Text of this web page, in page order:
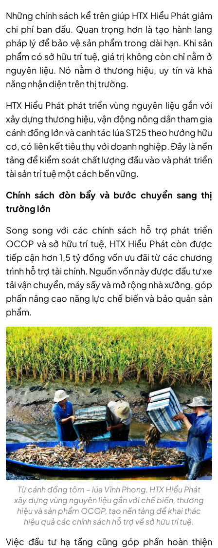
Những chính sách kể trên giúp HTX Hiểu Phát giảm
chi phí ban đầu. Quan trọng hơn là tạo hành lang
pháp lý để bảo vệ sản phẩm trong dài hạn. Khi sản
phẩm có sở hữu trí tuệ, giá trị không còn chỉ nằm ở
nguyên liệu. Nó nằm ở thương hiệu, uy tín và khả
năng nhận diện trên thị trường.
HTX Hiểu Phát phát triển vùng nguyên liệu gắn với
xây dựng thương hiệu, vận động nông dân tham gia
cánh đồng lớn và canh tác lúa ST25 theo hướng hữu
cơ, có liên kết tiêu thụ với doanh nghiệp. Đây là nền
tảng để kiểm soát chất lượng đầu vào và phát triển
tài sản trí tuệ một cách bền vững.
Chính sách đòn bẩy và bước chuyển sang thị
trường lớn
Song song với các chính sách hỗ trợ phát triển
OCOP và sở hữu trí tuệ, HTX Hiểu Phát còn được
tiếp cận hơn 1,5 tỷ đồng vốn ưu đãi từ các chương
trình hỗ trợ tài chính. Nguồn vốn này được đầu tư xe
tải vận chuyển, máy sấy và mở rộng nhà xưởng, góp
phần nâng cao năng lực chế biến và bảo quản sản
phẩm.
Từ cánh đồng tôm – lúa Vĩnh Phong, HTX Hiểu Phát
xây dựng vùng nguyên liệu gắn với chế biến, thương
hiệu và sản phẩm OCOP, tạo nền tảng để khai thác
hiệu quả các chính sách hỗ trợ về sở hữu trí tuệ.
Việc đầu tư hạ tầng cũng góp phần hoàn thiện